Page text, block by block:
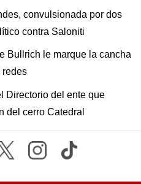
convulsionada por dos
contra Saloniti
Bullrich le marque la cancha
redes
Directorio del ente que
del cerro Catedral